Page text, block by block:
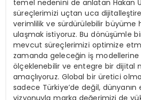
temel nedenini de anlatan Hakan
süreçlerimizi uçtan uca
verimlilik ve sürdürülebilir büyüme
ulaşmak istiyoruz. Bu dönüşümle
mevcut süreçlerimizi optimize
zamanda geleceğin iş modellerine
ölçeklenebilir ve entegre bir dijital
amaçlıyoruz. Global bir üretici
sadece Türkiye’de değil, dünyanın